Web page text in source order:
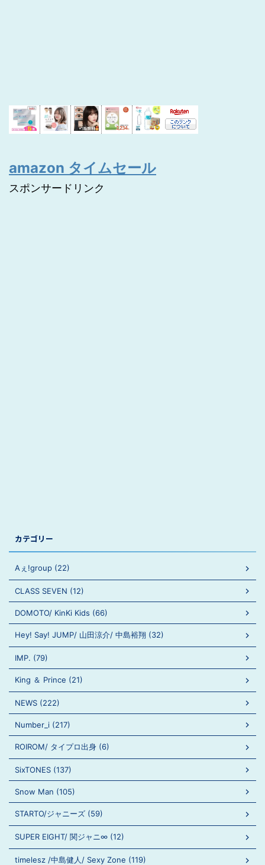
amazon タイムセール
スポンサードリンク
カテゴリー
Aぇ!group (22)
CLASS SEVEN (12)
DOMOTO/ KinKi Kids (66)
Hey! Say! JUMP/ 山田涼介/ 中島裕翔 (32)
IMP. (79)
King ＆ Prince (21)
NEWS (222)
Number_i (217)
ROIROM/ タイプロ出身 (6)
SixTONES (137)
Snow Man (105)
STARTO/ジャニーズ (59)
SUPER EIGHT/ 関ジャニ∞ (12)
timelesz /中島健人/ Sexy Zone (119)